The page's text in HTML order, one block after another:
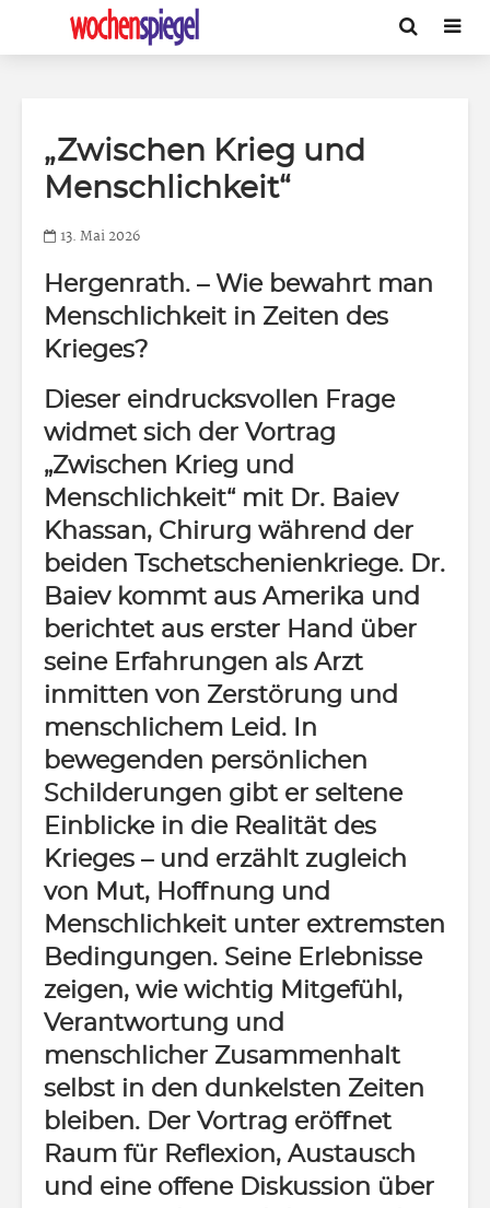
„Zwischen Krieg und
Menschlichkeit“
13. Mai 2026
Hergenrath. – Wie bewahrt man
Menschlichkeit in Zeiten des
Krieges?
Dieser eindrucksvollen Frage
widmet sich der Vortrag
„Zwischen Krieg und
Menschlichkeit“ mit Dr. Baiev
Khassan, Chirurg während der
beiden Tschetschenienkriege. Dr.
Baiev kommt aus Amerika und
berichtet aus erster Hand über
seine Erfahrungen als Arzt
inmitten von Zerstörung und
menschlichem Leid. In
bewegenden persönlichen
Schilderungen gibt er seltene
Einblicke in die Realität des
Krieges – und erzählt zugleich
von Mut, Hoffnung und
Menschlichkeit unter extremsten
Bedingungen. Seine Erlebnisse
zeigen, wie wichtig Mitgefühl,
Verantwortung und
menschlicher Zusammenhalt
selbst in den dunkelsten Zeiten
bleiben. Der Vortrag eröffnet
Raum für Reflexion, Austausch
und eine offene Diskussion über